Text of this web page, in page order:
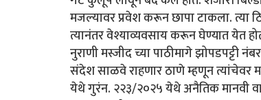
मजल्यावर प्रवेश करून छापा टाकला.
त्यानंतर वेश्याव्यवसाय करून घेण्यात येत
नुराणी मस्जीद च्या पाठीमागे झोपडपट्टी
संदेश साळवे राहणार ठाणे म्हणून त्यांचेवर
येथे गुरंन. २२३/२०२५ येथे अनैतिक मानवी